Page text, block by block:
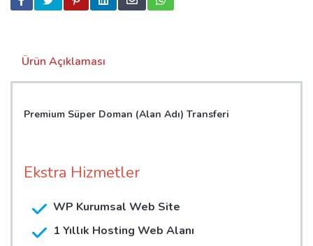
Ürün Açıklaması
Premium Süper Doman (Alan Adı) Transferi
Ekstra Hizmetler
WP Kurumsal Web Site
1 Yıllık Hosting Web Alanı